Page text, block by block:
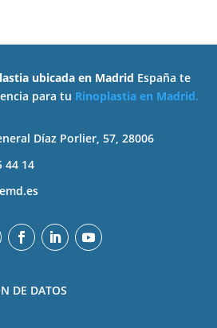
ubicada en Madrid España te
para tu Rinoplastia en Madrid.
Díaz Porlier, 57, 28006
44 14
DE DATOS